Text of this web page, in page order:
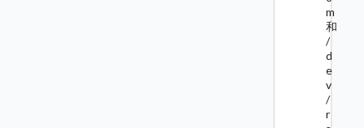
m
和
/
d
e
v
/
r